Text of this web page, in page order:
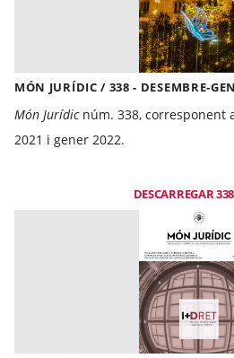
MÓN JURÍDIC / 338 - DESEMBRE-
Món Jurídicnúm. 338, corresponent
2021 i gener 2022.
DESCARREGAR